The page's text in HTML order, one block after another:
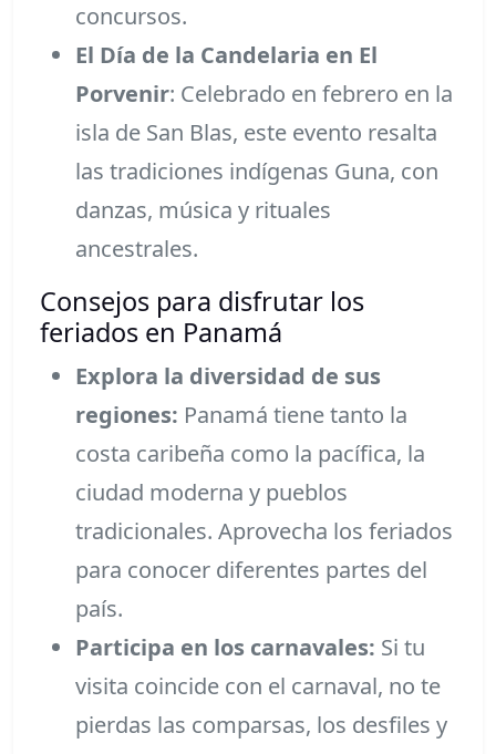
concursos.
El Día de la Candelaria en El
Porvenir: Celebrado en febrero en la
isla de San Blas, este evento resalta
las tradiciones indígenas Guna, con
danzas, música y rituales
ancestrales.
Consejos para disfrutar los
feriados en Panamá
Explora la diversidad de sus
regiones: Panamá tiene tanto la
costa caribeña como la pacífica, la
ciudad moderna y pueblos
tradicionales. Aprovecha los feriados
para conocer diferentes partes del
país.
Participa en los carnavales: Si tu
visita coincide con el carnaval, no te
pierdas las comparsas, los desfiles y